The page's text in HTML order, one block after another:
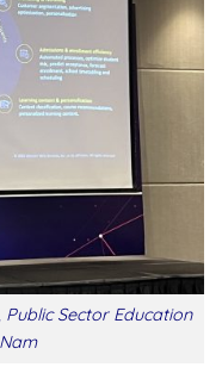
Sector Education